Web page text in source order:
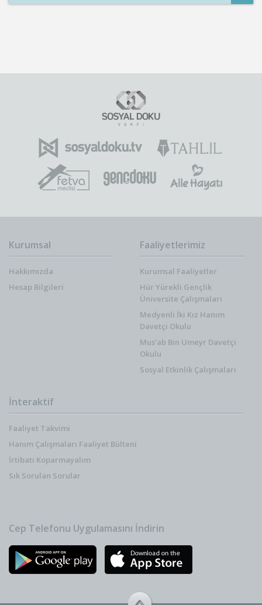
Kurumsal
Hakkımızda
Hesap Bilgileri
Faaliyetlerimiz
Kurumsal Faaliyetler
Hür Yürekli Gençlik
Üniversite Çalışmaları
Medyenli İki Kız Hanım
Davetçi Okulu
Mus’ab Bin Umeyr Davetçi
Okulu
Sosyal Etkinlik Çalışmaları
İnteraktif
Faaliyet Takvimi
Hanım Çalışmaları Faaliyet Bülteni
İrtibatı Koparmayalım
Sık Sorulan Sorular
Cep Telefonu Uygulamasını İndirin